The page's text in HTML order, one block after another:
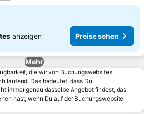
anzeigen Preise sehen
Mehr
die wir von Buchungswebsites
laufend. Das bedeutet, dass Du
immer genau dasselbe Angebot findest, das
hast, wenn Du auf der Buchungswebsite